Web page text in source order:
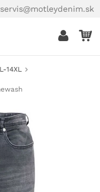
14XL